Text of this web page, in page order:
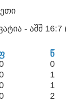
- აშშ 16:7
წ
0
1
1
2